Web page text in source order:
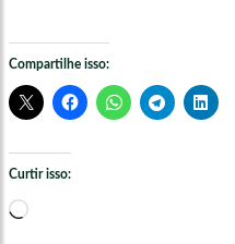
Compartilhe isso:
Curtir isso:
Carregando...